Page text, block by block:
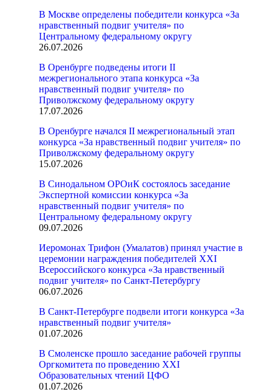
В Москве определены победители конкурса «За
нравственный подвиг учителя» по
Центральному федеральному округу
26.07.2026
В Оренбурге подведены итоги II
межрегионального этапа конкурса «За
нравственный подвиг учителя» по
Приволжскому федеральному округу
17.07.2026
В Оренбурге начался II межрегиональный этап
конкурса «За нравственный подвиг учителя» по
Приволжскому федеральному округу
15.07.2026
В Синодальном ОРОиК состоялось заседание
Экспертной комиссии конкурса «За
нравственный подвиг учителя» по
Центральному федеральному округу
09.07.2026
Иеромонах Трифон (Умалатов) принял участие в
церемонии награждения победителей XXI
Всероссийского конкурса «За нравственный
подвиг учителя» по Санкт-Петербургу
06.07.2026
В Санкт-Петербурге подвели итоги конкурса «За
нравственный подвиг учителя»
01.07.2026
В Смоленске прошло заседание рабочей группы
Оргкомитета по проведению XXI
Образовательных чтений ЦФО
01.07.2026